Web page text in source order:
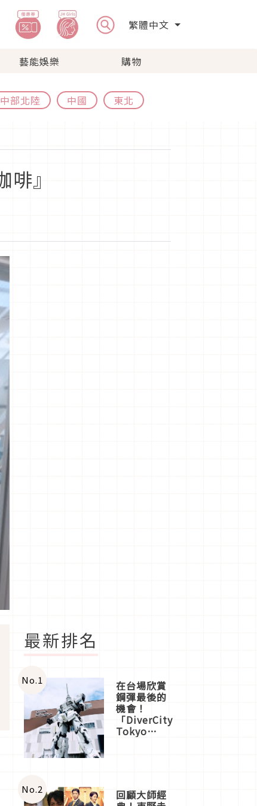
繁體中文
藝能娛樂 購物
中部北陸 中國 東北
』
最新排名
No.1 在台場欣賞
鋼彈最後的
機會！
「DiverCity
Tokyo
體驗
No.2 回顧大師經